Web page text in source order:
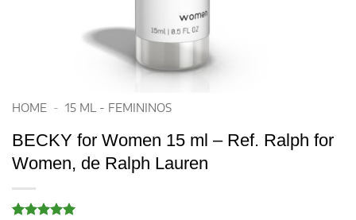
HOME - 15 ML - FEMININOS
BECKY for Women 15 ml – Ref. Ralph for
Women, de Ralph Lauren